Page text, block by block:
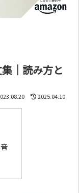
｜読み方と
2025.04.10